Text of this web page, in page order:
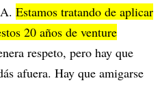
Estamos tratando de aplicar
20 años de venture
respeto, pero hay que
afuera. Hay que amigarse